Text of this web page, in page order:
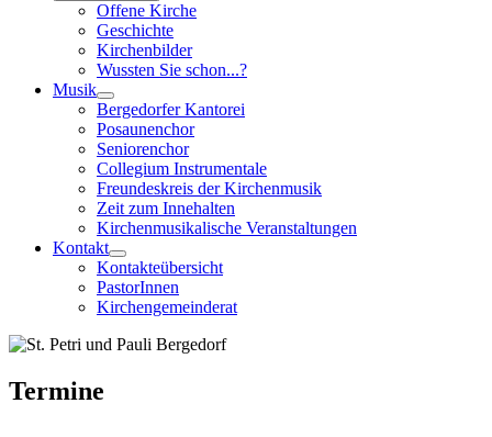
Offene Kirche
Geschichte
Kirchenbilder
Wussten Sie schon...?
Musik
Bergedorfer Kantorei
Posaunenchor
Seniorenchor
Collegium Instrumentale
Freundeskreis der Kirchenmusik
Zeit zum Innehalten
Kirchenmusikalische Veranstaltungen
Kontakt
Kontakteübersicht
PastorInnen
Kirchengemeinderat
Termine